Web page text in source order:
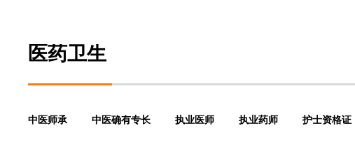
医药卫生
中医师承 中医确有专长 执业医师 执业药师 护士资格证